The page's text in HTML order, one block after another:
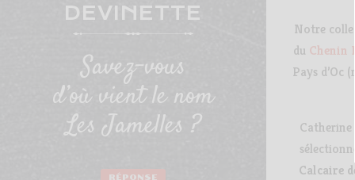
DEVINETTE
Savez-vous
d’où vient le nom
Les Jamelles ?
RÉPONSE
Notre
du Chenin
Pays d’Oc
Calcaire